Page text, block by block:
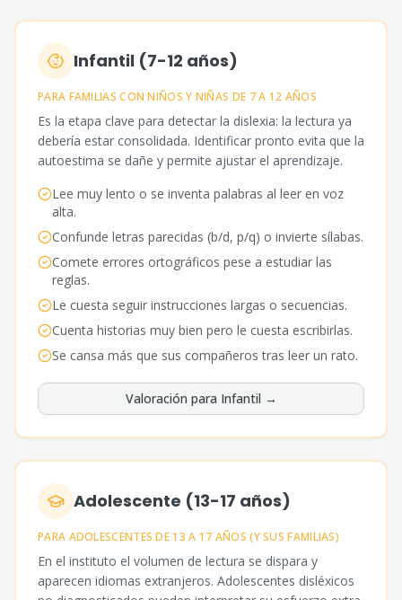
Infantil (7-12 años)
PARA FAMILIAS CON NIÑOS Y NIÑAS DE 7 A 12 AÑOS
Es la etapa clave para detectar la dislexia: la lectura ya
debería estar consolidada. Identificar pronto evita que la
autoestima se dañe y permite ajustar el aprendizaje.
Lee muy lento o se inventa palabras al leer en voz
alta.
Confunde letras parecidas (b/d, p/q) o invierte sílabas.
Comete errores ortográficos pese a estudiar las
reglas.
Le cuesta seguir instrucciones largas o secuencias.
Cuenta historias muy bien pero le cuesta escribirlas.
Se cansa más que sus compañeros tras leer un rato.
Valoración para Infantil →
Adolescente (13-17 años)
PARA ADOLESCENTES DE 13 A 17 AÑOS (Y SUS FAMILIAS)
En el instituto el volumen de lectura se dispara y
aparecen idiomas extranjeros. Adolescentes disléxicos